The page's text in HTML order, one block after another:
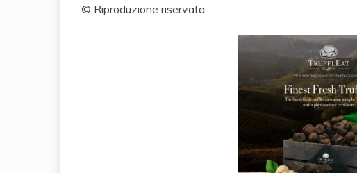
© Riproduzione riservata